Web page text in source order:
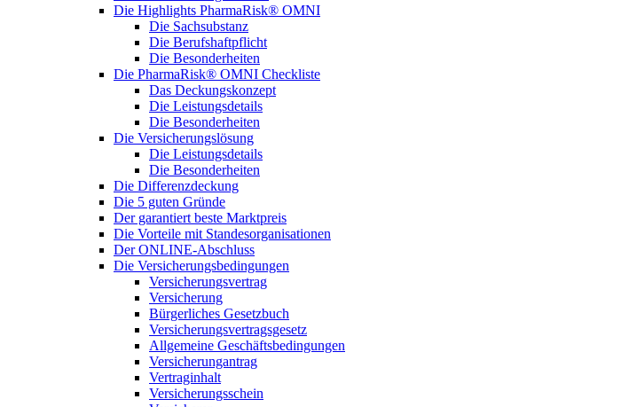
Die Highlights PharmaRisk® OMNI
Die Sachsubstanz
Die Berufshaftpflicht
Die Besonderheiten
Die PharmaRisk® OMNI Checkliste
Das Deckungskonzept
Die Leistungsdetails
Die Besonderheiten
Die Versicherungslösung
Die Leistungsdetails
Die Besonderheiten
Die Differenzdeckung
Die 5 guten Gründe
Der garantiert beste Marktpreis
Die Vorteile mit Standesorganisationen
Der ONLINE-Abschluss
Die Versicherungsbedingungen
Versicherungsvertrag
Versicherung
Bürgerliches Gesetzbuch
Versicherungsvertragsgesetz
Allgemeine Geschäftsbedingungen
Versicherungantrag
Vertraginhalt
Versicherungsschein